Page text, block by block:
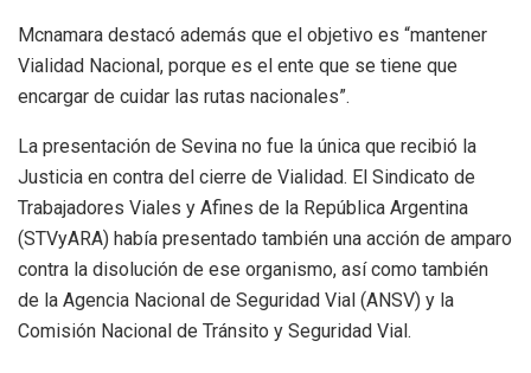
Mcnamara destacó además que el objetivo es “mantener
Vialidad Nacional, porque es el ente que se tiene que
encargar de cuidar las rutas nacionales”.
La presentación de Sevina no fue la única que recibió la
Justicia en contra del cierre de Vialidad. El Sindicato de
Trabajadores Viales y Afines de la República Argentina
(STVyARA) había presentado también una acción de amparo
contra la disolución de ese organismo, así como también
de la Agencia Nacional de Seguridad Vial (ANSV) y la
Comisión Nacional de Tránsito y Seguridad Vial.